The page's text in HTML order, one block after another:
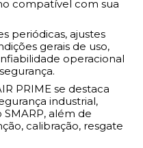
compatível com sua
periódicas, ajustes
gerais de uso,
operacional
PRIME se destaca
industrial,
além de
calibração, resgate